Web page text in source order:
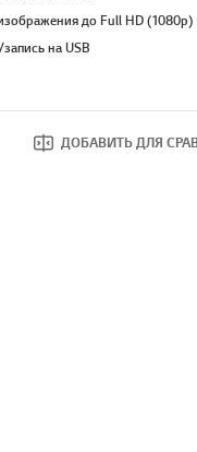
до Full HD (1080p)
на USB
ДОБАВИТЬ ДЛЯ